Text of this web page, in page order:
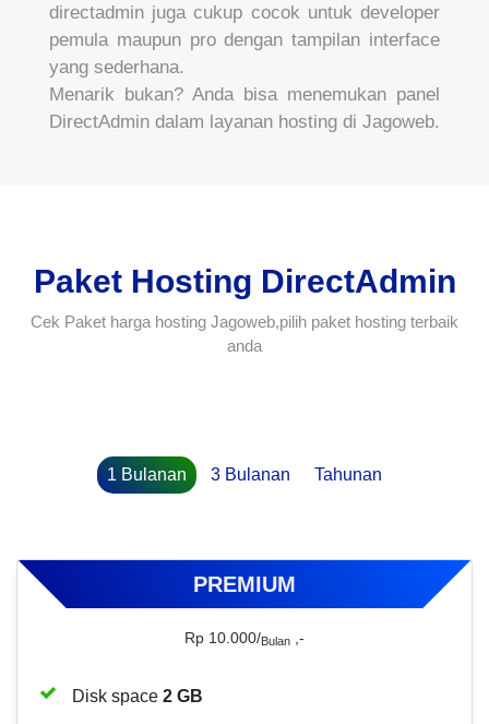
directadmin juga cukup cocok untuk developer
pemula maupun pro dengan tampilan interface
yang sederhana.
Menarik bukan? Anda bisa menemukan panel
DirectAdmin dalam layanan hosting di Jagoweb.
Paket Hosting DirectAdmin
Cek Paket harga hosting Jagoweb,pilih paket hosting terbaik
anda
1 Bulanan 3 Bulanan Tahunan
PREMIUM
Rp 10.000/Bulan ,-
Disk space 2 GB